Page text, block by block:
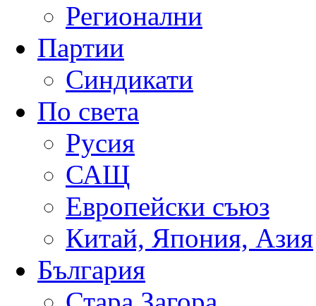
Регионални
Партии
Синдикати
По света
Русия
САЩ
Европейски съюз
Китай, Япония, Азия
България